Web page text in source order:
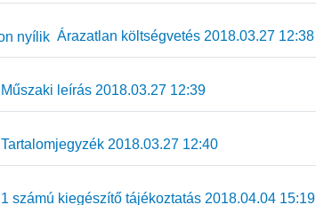
Árazatlan költségvetés 2018.03.27 12:38
Műszaki leírás 2018.03.27 12:39
Tartalomjegyzék 2018.03.27 12:40
1 számú kiegészítő tájékoztatás 2018.04.04 15:19